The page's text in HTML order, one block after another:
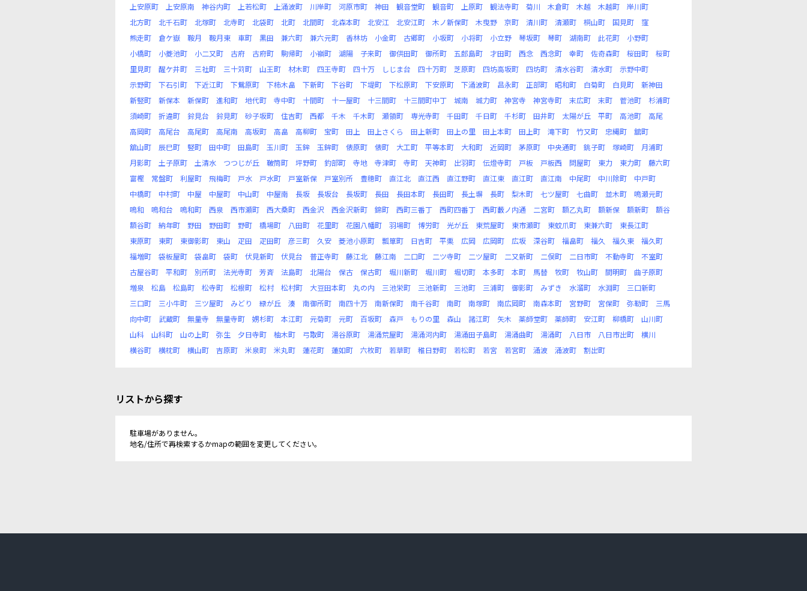
上安原町
上安原南 神谷内町 上若松町 上涌波町 川岸町 河原市町 神田 観音堂町 観音町 上原町 観法寺町 菊川 木倉町 木越 木越町
岸川町
北方町
北千石町 北塚町 北寺町 北袋町 北町 北間町 北森本町 北安江 北安江町 木ノ新保町 木曳野 京町 清川町 清瀬町 桐山町 国見町
窪
熊走町
倉ケ嶽 鞍月 鞍月東 車町 黒田 兼六町 兼六元町 香林坊 小金町 古郷町 小坂町 小将町 小立野 琴坂町 琴町 湖南町 此花町
小野町
小橋町
小菱池町 小二又町 古府 古府町 駒帰町 小嶺町 湖陽 子来町 御供田町 御所町 五郎島町 才田町 西念 西念町 幸町 佐奇森町 桜田町
桜町
里見町
醒ケ井町 三社町 三十苅町 山王町 材木町 四王寺町 四十万 しじま台 四十万町 芝原町 四坊高坂町 四坊町 清水谷町 清水町
示野中町
示野町
下石引町 下近江町 下鴛原町 下柿木畠 下新町 下谷町 下堤町 下松原町 下安原町 下涌波町 昌永町 正部町 昭和町 白菊町 白見町
新神田
新竪町
新保本 新保町 進和町 地代町 寺中町 十間町 十一屋町 十三間町 十三間町中丁 城南 城力町 神宮寺 神宮寺町 末広町 末町 菅池町
杉浦町
須崎町
折違町 鈴見台 鈴見町 砂子坂町 住吉町 西都 千木 千木町 瀬領町 専光寺町 千田町 千日町 千杉町 田井町 太陽が丘 平町 高池町
高尾
高岡町
高尾台 高尾町 高尾南 高坂町 高畠 高柳町 宝町 田上 田上さくら 田上新町 田上の里 田上本町 田上町 滝下町 竹又町 忠縄町
舘町
舘山町
辰巳町 竪町 田中町 田島町 玉川町 玉鉾 玉鉾町 俵原町 俵町 大工町 平等本町 大和町 近岡町 茅原町 中央通町 銚子町 塚崎町
月浦町
月影町
土子原町 土清水 つつじが丘 鞁筒町 坪野町 釣部町 寺地 寺津町 寺町 天神町 出羽町 伝燈寺町 戸板 戸板西 問屋町 東力 東力町
藤六町
富樫
常盤町 利屋町 飛梅町 戸水 戸水町 戸室新保 戸室別所 豊穂町 直江北 直江西 直江野町 直江東 直江町 直江南 中尾町 中川除町
中戸町
中橋町
中村町 中屋 中屋町 中山町 中屋南 長坂 長坂台 長坂町 長田 長田本町 長田町 長土塀 長町 梨木町 七ツ屋町 七曲町 並木町
鳴瀬元町
鳴和
鳴和台 鳴和町 西泉 西市瀬町 西大桑町 西金沢 西金沢新町 錦町 西町三番丁 西町四番丁 西町藪ノ内通 二宮町 額乙丸町 額新保 額新町
額谷
額谷町
納年町 野田 野田町 野町 橋場町 八田町 花里町 花園八幡町 羽場町 博労町 光が丘 東荒屋町 東市瀬町 東蚊爪町 東兼六町
東長江町
東原町
東町 東御影町 東山 疋田 疋田町 彦三町 久安 菱池小原町 瓢箪町 日吉町 平栗 広岡 広岡町 広坂 深谷町 福畠町 福久 福久東
福久町
福増町
袋板屋町 袋畠町 袋町 伏見新町 伏見台 普正寺町 藤江北 藤江南 二口町 二ツ寺町 二ツ屋町 二又新町 二俣町 二日市町 不動寺町
不室町
古屋谷町
平和町 別所町 法光寺町 芳斉 法島町 北陽台 保古 保古町 堀川新町 堀川町 堀切町 本多町 本町 馬替 牧町 牧山町 間明町
曲子原町
増泉
松島 松島町 松寺町 松根町 松村 松村町 大豆田本町 丸の内 三池栄町 三池新町 三池町 三浦町 御影町 みずき 水溜町 水淵町
三口新町
三口町
三小牛町 三ツ屋町 みどり 緑が丘 湊 南御所町 南四十万 南新保町 南千谷町 南町 南塚町 南広岡町 南森本町 宮野町 宮保町 弥勒町
三馬
向中町
武蔵町 無量寺 無量寺町 娚杉町 本江町 元菊町 元町 百坂町 森戸 もりの里 森山 諸江町 矢木 薬師堂町 薬師町 安江町 柳橋町
山川町
山科
山科町 山の上町 弥生 夕日寺町 柚木町 弓取町 湯谷原町 湯涌荒屋町 湯涌河内町 湯涌田子島町 湯涌曲町 湯涌町 八日市 八日市出町
横川
横谷町
横枕町 横山町 吉原町 米泉町 米丸町 蓮花町 蓮如町 六枚町 若草町 稚日野町 若松町 若宮 若宮町 涌波 涌波町 割出町
リストから探す
駐車場がありません。
地名/住所で再検索するかmapの範囲を変更してください。